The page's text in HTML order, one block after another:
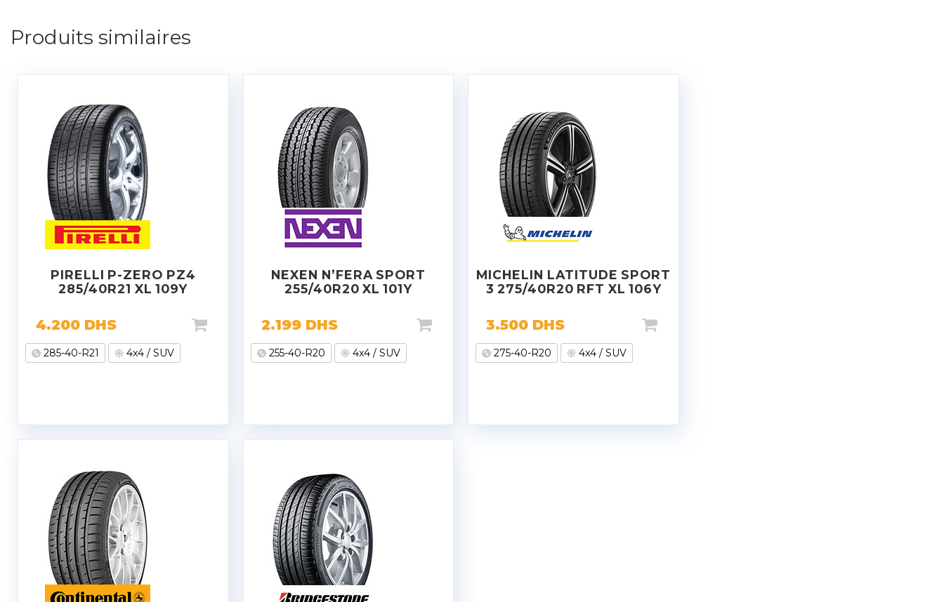
Produits similaires
PIRELLI P-ZERO PZ4
285/40R21 XL 109Y
4.200 DHS
285-40-R21 4x4 / SUV
NEXEN N’FERA SPORT
255/40R20 XL 101Y
2.199 DHS
255-40-R20 4x4 / SUV
MICHELIN LATITUDE SPORT
3 275/40R20 RFT XL 106Y
3.500 DHS
275-40-R20 4x4 / SUV